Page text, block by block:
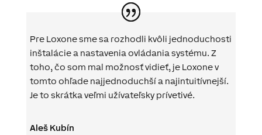
Pre Loxonesmesa rozhodli kvôli jednoduchosti
inštalácie a nastavenia ovládania systému. Z
toho, čo som mal možnosťvidieť, je Loxonev
tomto ohľade najjednoduchší a najintuitívnejší.
Jeto skrátka veľmi užívateľsky prívetivé.
Aleš Kubín